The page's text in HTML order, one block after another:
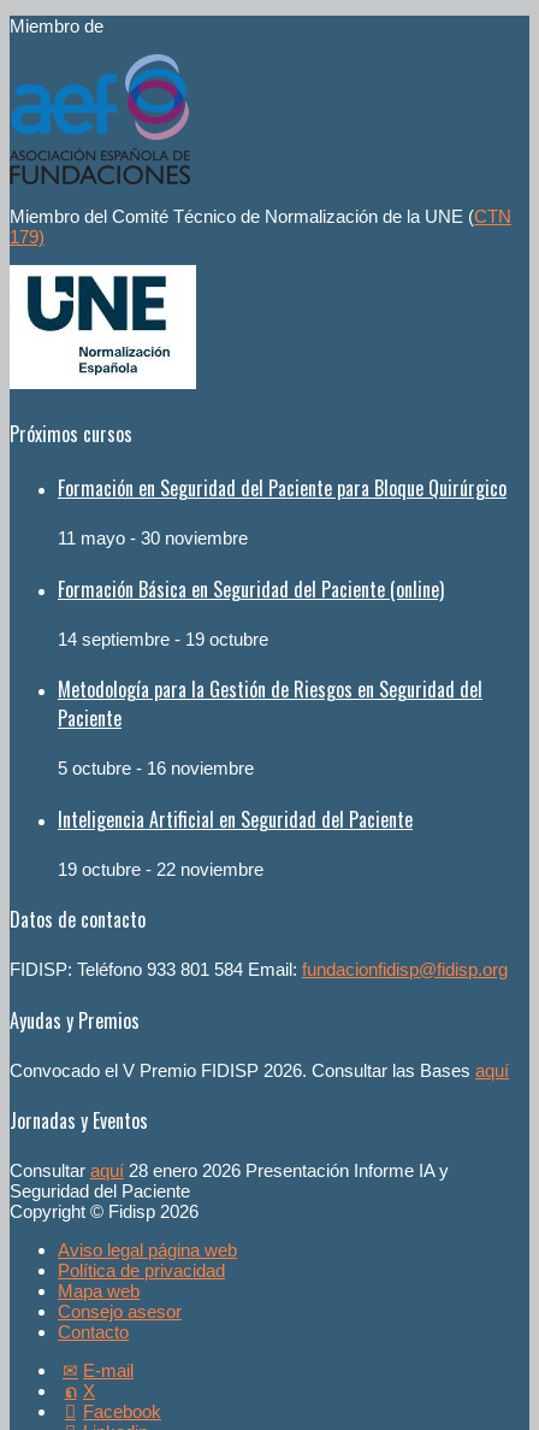
Miembro de
Miembro del Comité Técnico de Normalización de la UNE (CTN
179)
Próximos cursos
Formación en Seguridad del Paciente para Bloque Quirúrgico
11 mayo - 30 noviembre
Formación Básica en Seguridad del Paciente (online)
14 septiembre - 19 octubre
Metodología para la Gestión de Riesgos en Seguridad del
Paciente
5 octubre - 16 noviembre
Inteligencia Artificial en Seguridad del Paciente
19 octubre - 22 noviembre
Datos de contacto
FIDISP: Teléfono 933 801 584 Email: fundacionfidisp@fidisp.org
Ayudas y Premios
Convocado el V Premio FIDISP 2026. Consultar las Bases aquí
Jornadas y Eventos
Consultar aquí 28 enero 2026 Presentación Informe IA y
Seguridad del Paciente
Copyright © Fidisp 2026
Aviso legal página web
Política de privacidad
Mapa web
Consejo asesor
Contacto
E-mail
X
Facebook